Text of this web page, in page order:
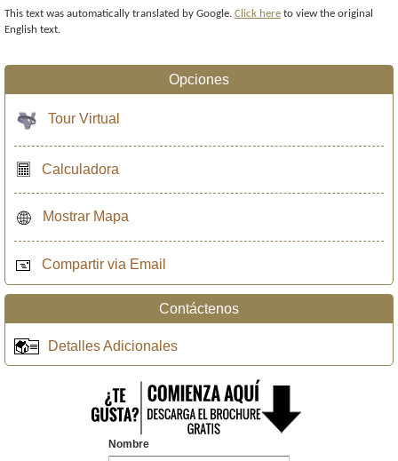
This text was automatically translated by Google. Click here to view the original
English text.
Opciones
Tour Virtual
Calculadora
Mostrar Mapa
Compartir via Email
Contáctenos
Detalles Adicionales
Nombre